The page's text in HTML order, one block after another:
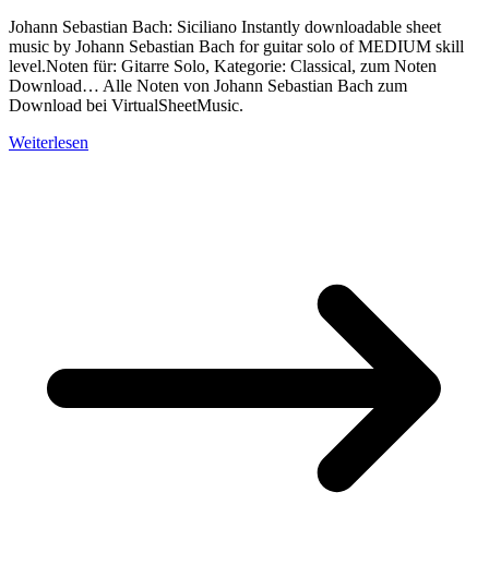
Johann Sebastian Bach: Siciliano Instantly downloadable sheet
music by Johann Sebastian Bach for guitar solo of MEDIUM skill
level.Noten für: Gitarre Solo, Kategorie: Classical, zum Noten
Download… Alle Noten von Johann Sebastian Bach zum
Download bei VirtualSheetMusic.
Weiterlesen